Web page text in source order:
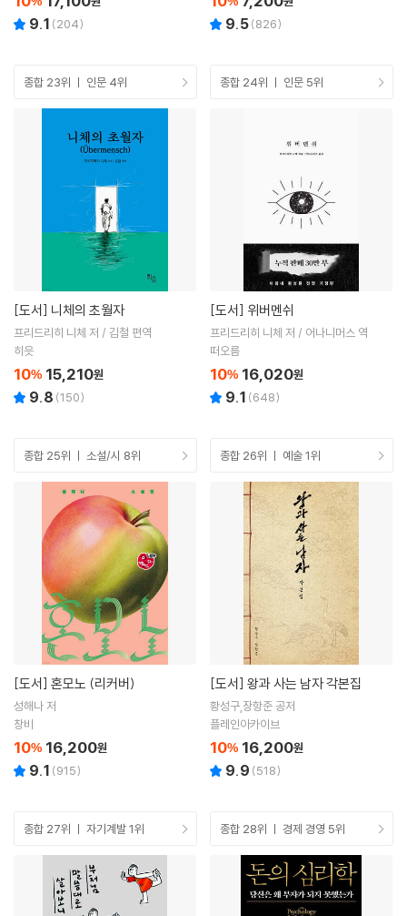
9.1 (204) 9.5(826)
종합 23위 ㅣ 인문 4위
[도서] 니체의 초월자
프리드리히 니체 저 / 김철 편역
히읏
10% 15,210원
9.8 (150)
종합 24위 ㅣ 인문 5위
[도서] 위버멘쉬
프리드리히 니체 저 / 어나니머스 역
떠오름
10% 16,020원
9.1 (648)
종합 25위 ㅣ 소설/시 8위
[도서] 혼모노 (리커버)
성해나 저
창비
10% 16,200원
9.1 (915)
종합 26위 ㅣ 예술 1위
[도서] 왕과 사는 남자 각본집
황성구,장항준 공저
플레인아카이브
10% 16,200원
9.9 (518)
종합 27위 ㅣ 자기계발 1위 종합 28위 ㅣ 경제 경영 5위